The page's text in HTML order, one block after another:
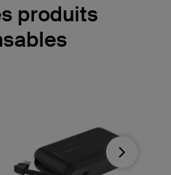
produits
Next